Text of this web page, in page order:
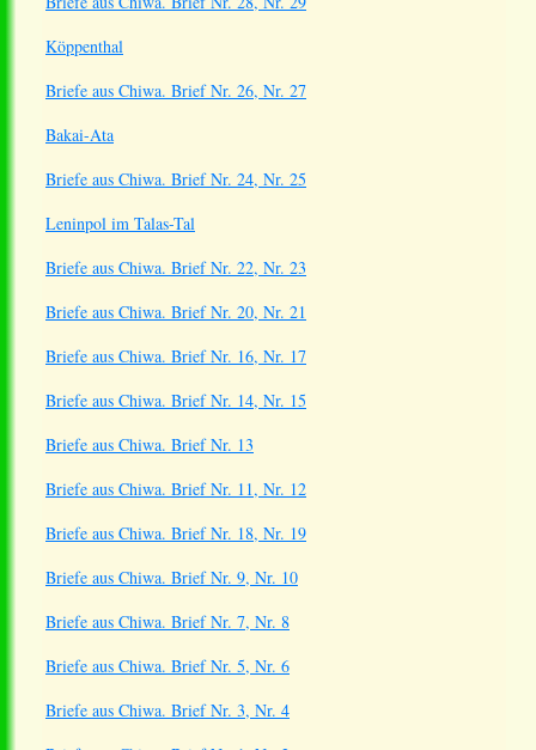
Köppenthal
Briefe aus Chiwa. Brief Nr. 26, Nr. 27
Bakai-Ata
Briefe aus Chiwa. Brief Nr. 24, Nr. 25
Leninpol im Talas-Tal
Briefe aus Chiwa. Brief Nr. 22, Nr. 23
Briefe aus Chiwa. Brief Nr. 20, Nr. 21
Briefe aus Chiwa. Brief Nr. 16, Nr. 17
Briefe aus Chiwa. Brief Nr. 14, Nr. 15
Briefe aus Chiwa. Brief Nr. 13
Briefe aus Chiwa. Brief Nr. 11, Nr. 12
Briefe aus Chiwa. Brief Nr. 18, Nr. 19
Briefe aus Chiwa. Brief Nr. 9, Nr. 10
Briefe aus Chiwa. Brief Nr. 7, Nr. 8
Briefe aus Chiwa. Brief Nr. 5, Nr. 6
Briefe aus Chiwa. Brief Nr. 3, Nr. 4